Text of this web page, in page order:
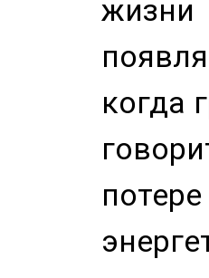
когда